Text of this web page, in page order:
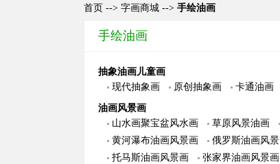
首页 --> 字画商城 --> 手绘油画
手绘油画
抽象油画儿童画
现代抽象画
原创抽象画 卡通油画
油画风景画
山水画聚宝盆风水画
草原风景油画
黄河瀑布油画风景画
俄罗斯油画风
托马斯油画风景画
张家界油画风景画